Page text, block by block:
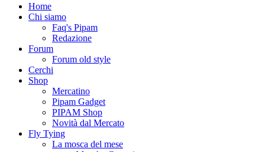
Home
Chi siamo
Faq's Pipam
Redazione
Forum
Forum old style
Cerchi
Shop
Mercatino
Pipam Gadget
PIPAM Shop
Novità dal Mercato
Fly Tying
La mosca del mese